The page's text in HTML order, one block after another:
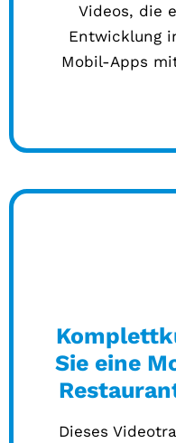
Videos, die
Entwicklung
Mobil-Apps
Sie eine
Dieses